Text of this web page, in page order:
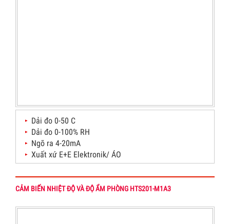
Dải đo 0-50 C
Dải đo 0-100% RH
Ngõ ra 4-20mA
Xuất xứ E+E Elektronik/ ÁO
CẢM BIẾN NHIỆT ĐỘ VÀ ĐỘ ẨM PHÒNG HTS201-M1A3